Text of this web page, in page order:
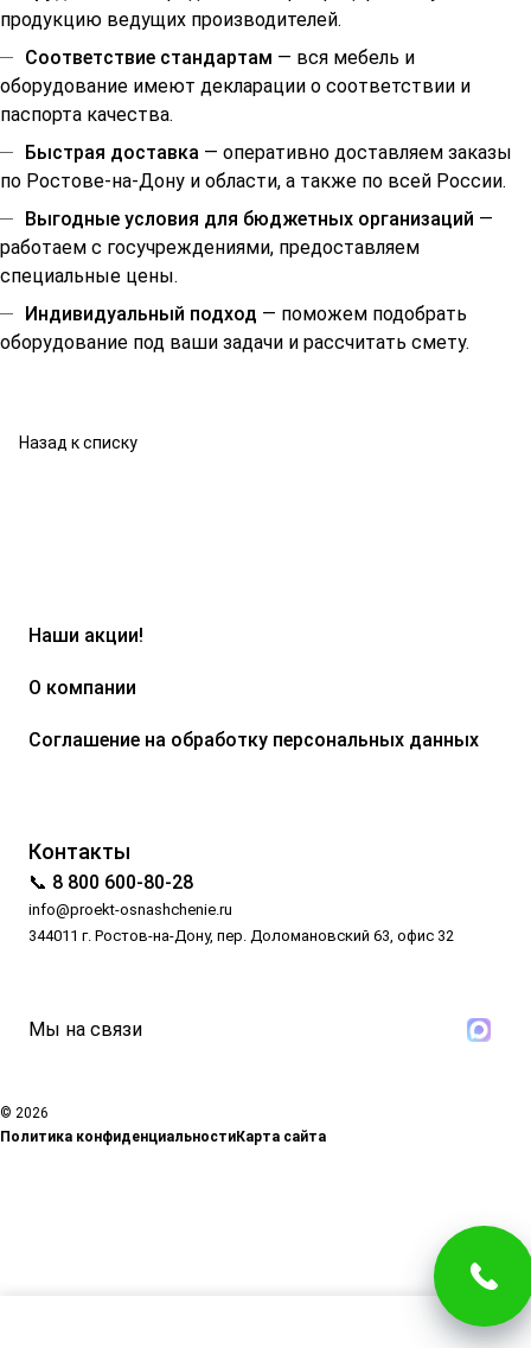
продукцию ведущих производителей.
Соответствие стандартам — вся мебель и
оборудование имеют декларации о соответствии и
паспорта качества.
Быстрая доставка — оперативно доставляем заказы
по Ростове-на-Дону и области, а также по всей России.
Выгодные условия для бюджетных организаций —
работаем с госучреждениями, предоставляем
специальные цены.
Индивидуальный подход — поможем подобрать
оборудование под ваши задачи и рассчитать смету.
Назад к списку
Наши акции!
О компании
Соглашение на обработку персональных данных
Контакты
📞 8 800 600-80-28
info@proekt-osnashchenie.ru
344011 г. Ростов-на-Дону, пер. Доломановский 63, офис 32
Мы на связи
© 2026
Политика конфиденциальностиКарта сайта